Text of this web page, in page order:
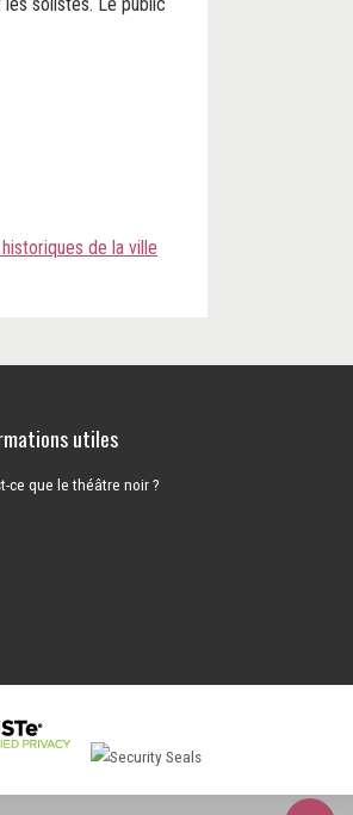
solistes. Le public
de la ville
utiles
ce que le théâtre noir ?